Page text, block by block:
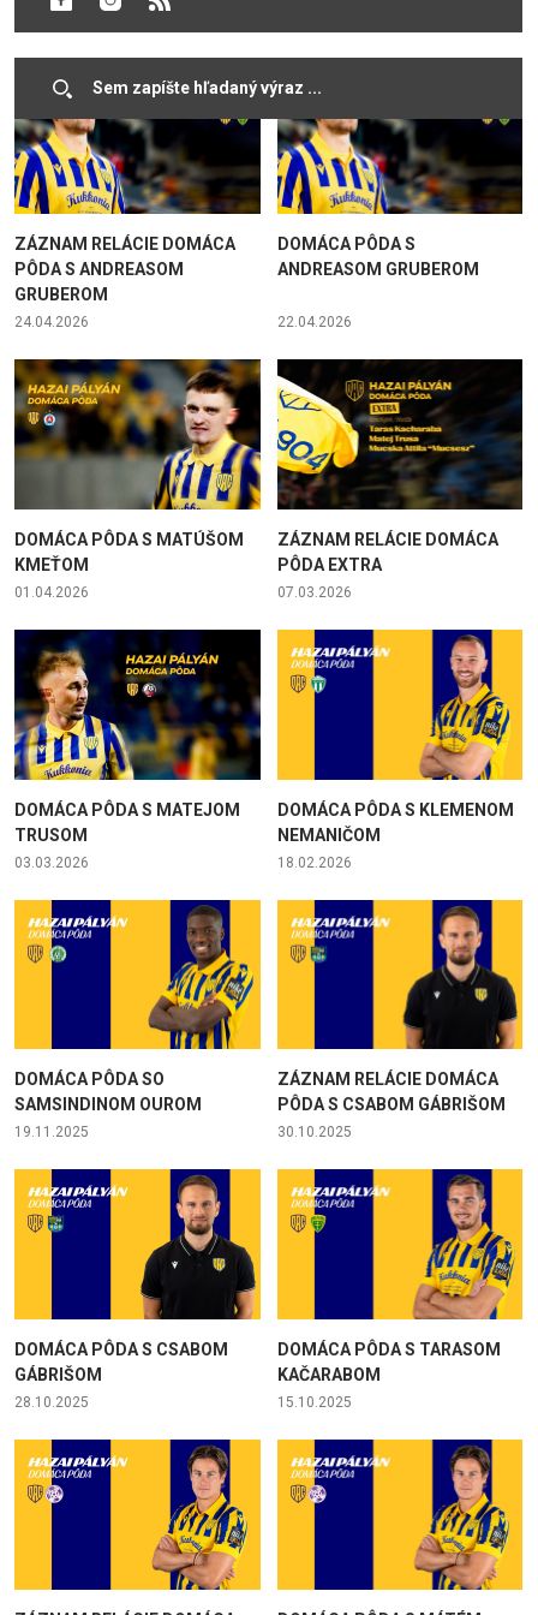
ZÁZNAM RELÁCIE DOMÁCA
PÔDA S ANDREASOM
GRUBEROM
24.04.2026
DOMÁCA PÔDA S
ANDREASOM GRUBEROM
22.04.2026
DOMÁCA PÔDA S MATÚŠOM
KMEŤOM
01.04.2026
ZÁZNAM RELÁCIE DOMÁCA
PÔDA EXTRA
07.03.2026
DOMÁCA PÔDA S MATEJOM
TRUSOM
03.03.2026
DOMÁCA PÔDA S KLEMENOM
NEMANIČOM
18.02.2026
DOMÁCA PÔDA SO
SAMSINDINOM OUROM
19.11.2025
ZÁZNAM RELÁCIE DOMÁCA
PÔDA S CSABOM GÁBRIŠOM
30.10.2025
DOMÁCA PÔDA S CSABOM
GÁBRIŠOM
28.10.2025
DOMÁCA PÔDA S TARASOM
KAČARABOM
15.10.2025